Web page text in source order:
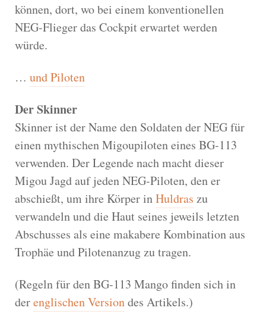
können, dort, wo bei einem konventionellen
NEG-Flieger das Cockpit erwartet werden
würde.
… und Piloten
Der Skinner
Skinner ist der Name den Soldaten der NEG für
einen mythischen Migoupiloten eines BG-113
verwenden. Der Legende nach macht dieser
Migou Jagd auf jeden NEG-Piloten, den er
abschießt, um ihre Körper inHuldras zu
verwandeln und die Haut seines jeweils letzten
Abschusses als eine makabere Kombination aus
Trophäe und Pilotenanzug zu tragen.
(Regeln für den BG-113 Mango finden sich in
derenglischen Versiondes Artikels.)